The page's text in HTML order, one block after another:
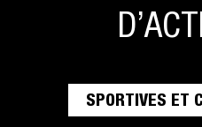
SPORTIVES ET